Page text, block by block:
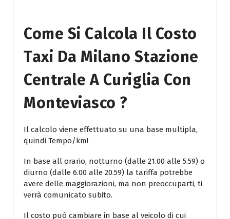
Come Si Calcola Il Costo
Taxi Da Milano Stazione
Centrale A Curiglia Con
Monteviasco ?
Il calcolo viene effettuato su una base multipla,
quindi Tempo/km!
In base all orario, notturno (dalle 21.00 alle 5.59) o
diurno (dalle 6.00 alle 20.59) la tariffa potrebbe
avere delle maggiorazioni, ma non preoccuparti, ti
verrà comunicato subito.
Il costo può cambiare in base al veicolo di cui